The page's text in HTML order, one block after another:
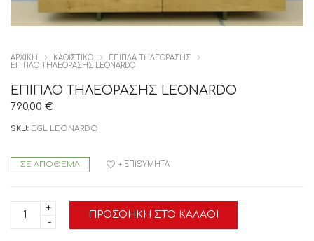
ΑΡΧΙΚΉ ΚΑΘΙΣΤΙΚΟ
ΕΠΙΠΛΑ ΤΗΛΕΟΡΑΣΗΣ
ΕΠΙΠΛΟ ΤΗΛΕΟΡΑΣΗΣ LEONARDO
ΕΠΙΠΛΟ ΤΗΛΕΟΡΑΣΗΣ LEONARDO
790,00 €
SKU: EGL LEONARDO
ΣΕ ΑΠΌΘΕΜΑ
ΕΠΙΠΛΟ
ΤΗΛΕΟΡΑΣΗΣ
ΠΡΟΣΘΉΚΗ ΣΤΟ ΚΑΛΆΘΙ
+ ΕΠΙΘΥΜΗΤΆ